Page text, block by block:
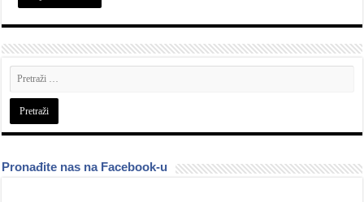
Pronađite nas na Facebook-u